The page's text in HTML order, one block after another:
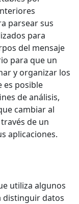
parsear sus
para
del mensaje
para que un
y organizar los
es posible
de análisis,
cambiar al
de un
aplicaciones.
utiliza algunos
distinguir datos